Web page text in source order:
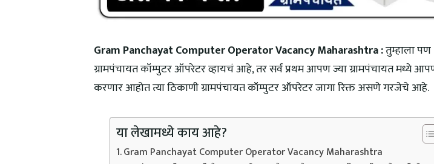
Gram Panchayat Computer Operator Vacancy Maharashtra :तुम्हाला पण
ग्रामपंचायत कॉम्पुटर ऑपरेटर व्हायचं आहे, तर सर्व प्रथम आपण ज्या ग्रामपंचायत मध्ये
करणार आहोत त्या ठिकाणी ग्रामपंचायत कॉम्पुटर ऑपरेटर जागा रिक्त असणे गरजेचे आहे.
या लेखामध्ये काय आहे?
Gram Panchayat Computer Operator Vacancy Maharashtra